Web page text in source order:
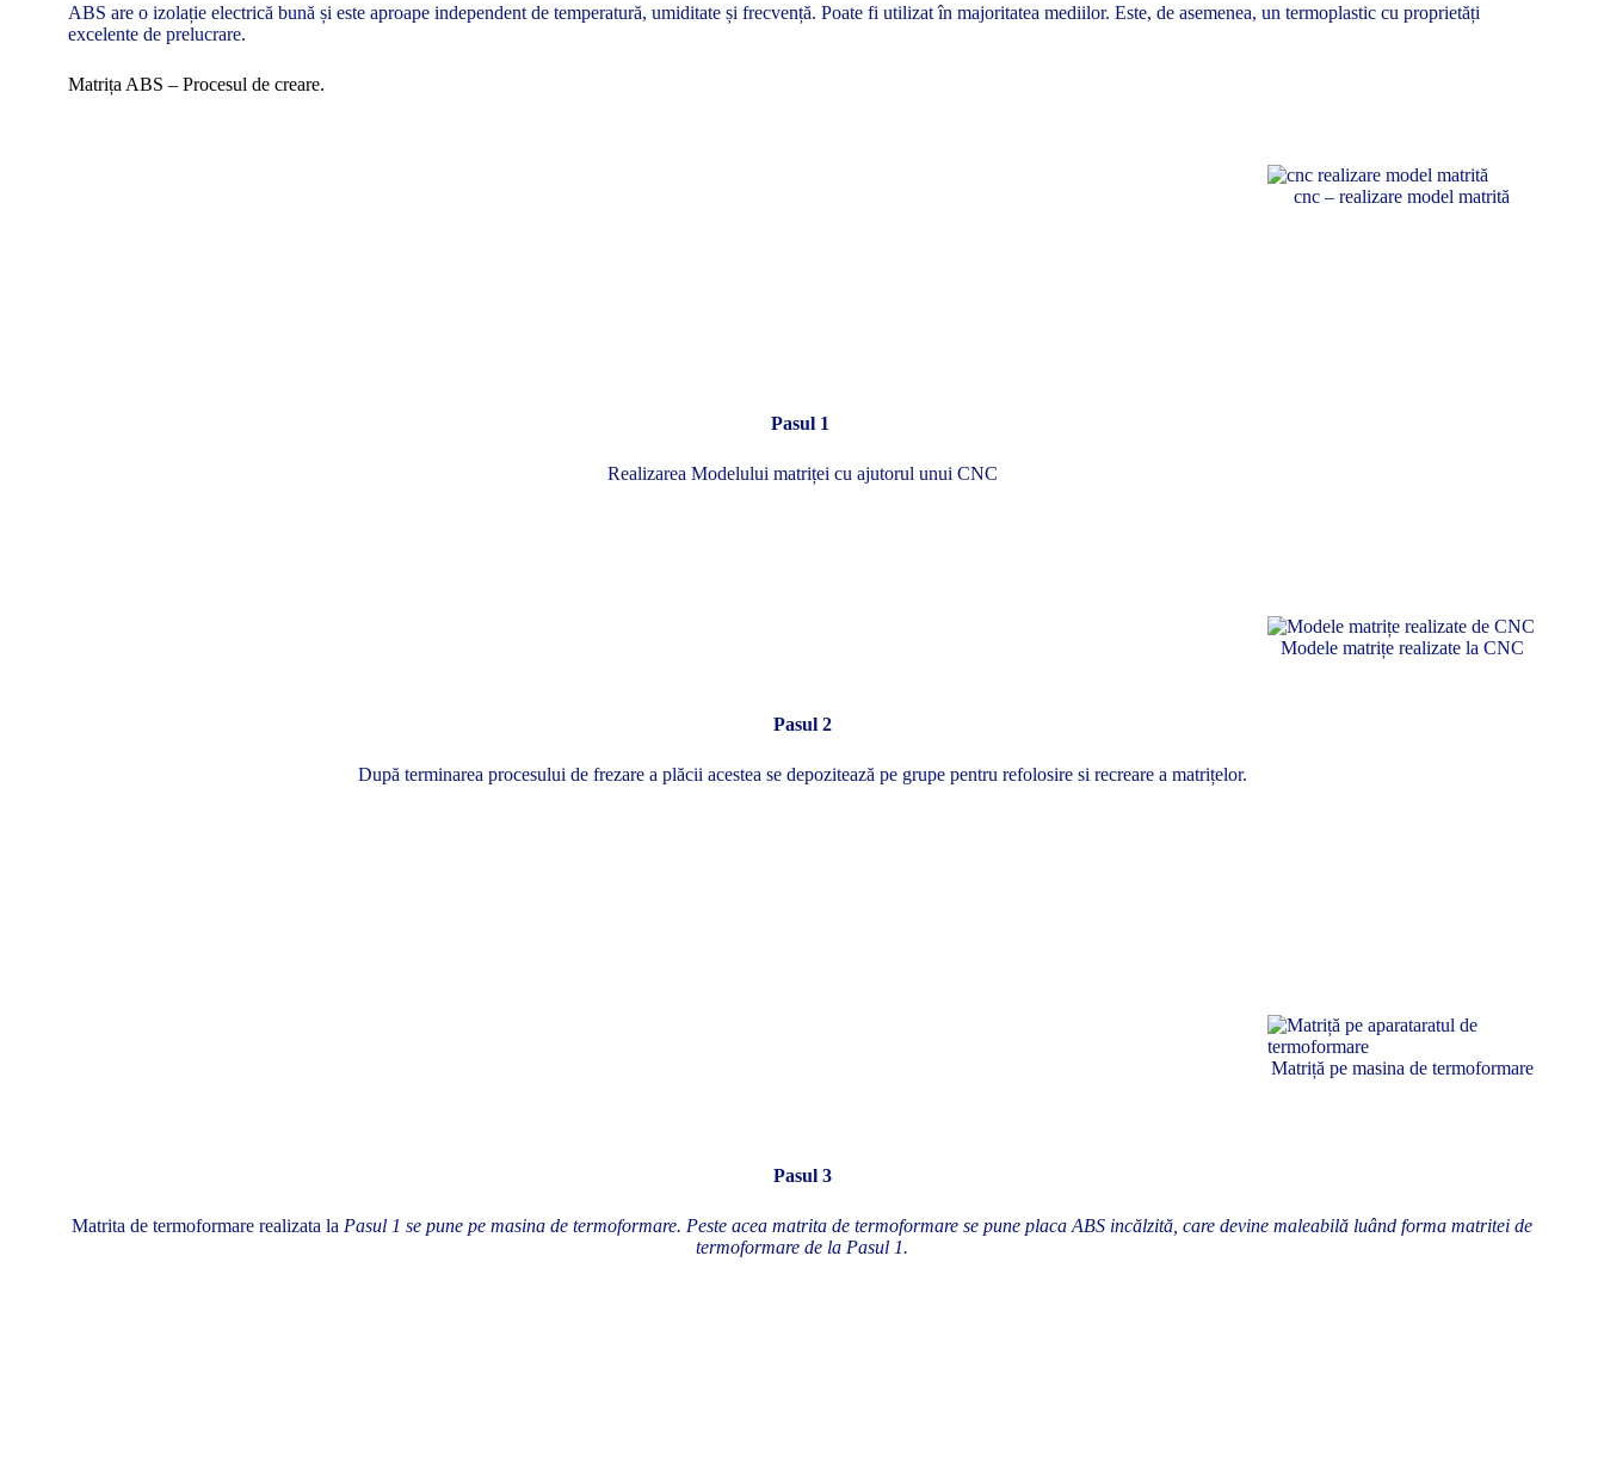
ABS are o izolație electrică bună și este aproape independent de temperatură, umiditate și frecvență. Poate fi utilizat în majoritatea mediilor. Este, de asemenea, un termoplastic cu proprietăți
excelente de prelucrare.
Matrița ABS – Procesul de creare.
cnc – realizare model matrită
Pasul 1
Realizarea Modelului matriței cu ajutorul unui CNC
Modele matrițe realizate la CNC
Pasul 2
După terminarea procesului de frezare a plăcii acestea se depozitează pe grupe pentru refolosire si recreare a matrițelor.
Matriță pe masina de termoformare
Pasul 3
Matrita de termoformare realizata la Pasul 1 se pune pe masina de termoformare. Peste acea matrita de termoformare se pune placa ABS incălzită, care devine maleabilă luând forma matritei de
termoformare de la Pasul 1.